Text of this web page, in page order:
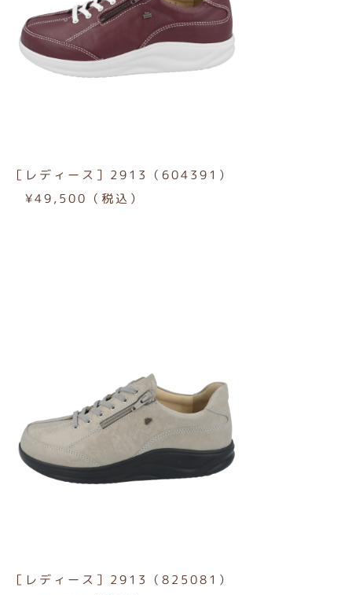
［レディース］2913（604391）
¥49,500（税込）
［レディース］2913（825081）